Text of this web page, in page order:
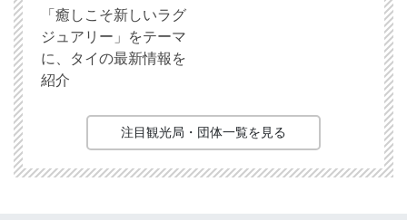
「癒しこそ新しいラグ
ジュアリー」をテーマ
に、タイの最新情報を
紹介
注目観光局・団体一覧を見る